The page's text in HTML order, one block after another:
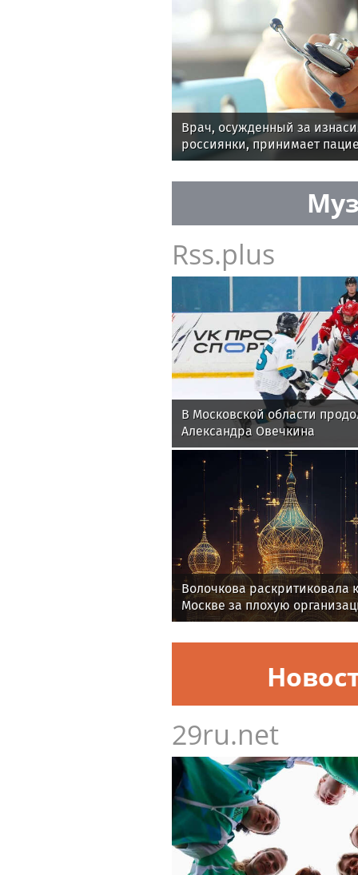
Врач, осужденный за
россиянки, принимает
Rss.plus
В Московской области
Александра Овечкина
Волочкова раскритиковала
Москве за плохую
29ru.net